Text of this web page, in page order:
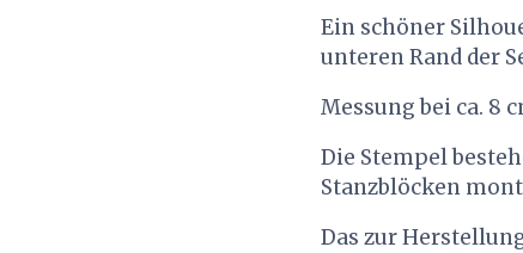
Ein schöner
unteren Rand der
Messung bei ca. 8
Die Stempel
Stanzblöcken
Das zur